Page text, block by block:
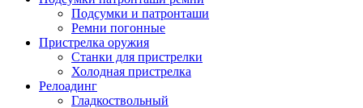
Подсумки и патронташи
Ремни погонные
Пристрелка оружия
Станки для пристрелки
Холодная пристрелка
Релоадинг
Гладкоствольный